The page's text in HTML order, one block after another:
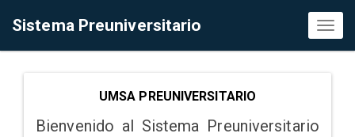
Sistema Preuniversitario
UMSA PREUNIVERSITARIO
Bienvenido al Sistema Preuniversitario